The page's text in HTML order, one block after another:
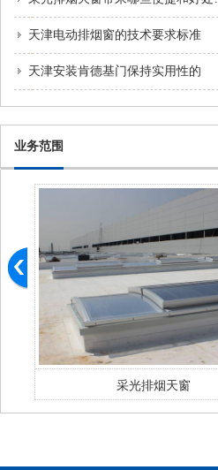
天津电动排烟窗的技术要求标准
天津安装肯德基门保持实用性的
业务范围
采光排烟天窗